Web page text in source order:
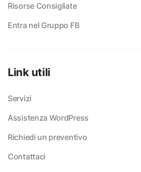
Risorse Consigliate
Entra nel Gruppo FB
Link utili
Servizi
Assistenza WordPress
Richiedi un preventivo
Contattaci